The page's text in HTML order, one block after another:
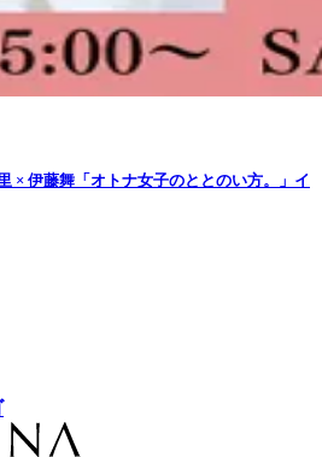
× 伊藤舞「オトナ女子のととのい方。」イ